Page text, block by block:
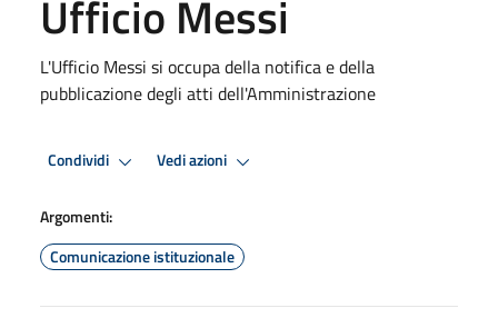
Ufficio Messi
L'Ufficio Messi si occupa della notifica e della
pubblicazione degli atti dell'Amministrazione
Condividi Vedi azioni
Argomenti:
Comunicazione istituzionale